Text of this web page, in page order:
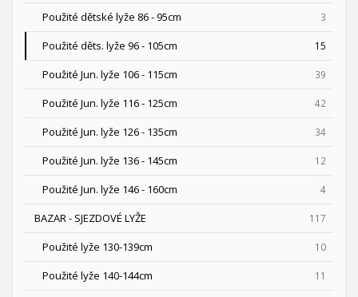
Použité dětské lyže 86 - 95cm 3
Použité děts. lyže 96 - 105cm 15
Použité Jun. lyže 106 - 115cm 39
Použité Jun. lyže 116 - 125cm 42
Použité Jun. lyže 126 - 135cm 34
Použité Jun. lyže 136 - 145cm 12
Použité Jun. lyže 146 - 160cm 4
BAZAR - SJEZDOVÉ LYŽE 117
Použité lyže 130-139cm 10
Použité lyže 140-144cm 11